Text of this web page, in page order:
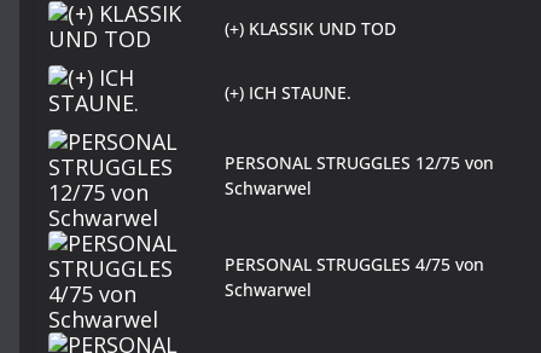
(+) KLASSIK UND TOD
(+) ICH STAUNE.
PERSONAL STRUGGLES 12/75 von
Schwarwel
PERSONAL STRUGGLES 4/75 von
Schwarwel